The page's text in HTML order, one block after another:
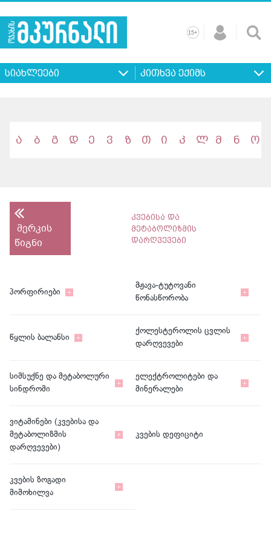
შესახებ ხშირად
კითხვები
15+
სიახლეები კითხვა ექიმს
ა ბ გ დ ე ვ ზ თ ი კ ლ მ ნ ო
მერკის
წიგნი
კვებისა და
მეტაბოლიზმის
დარღვევები
პორფირიები
მჟავა-ტუტოვანი
წონასწორობა
წყლის ბალანსი
ქოლესტეროლის ცვლის
დარღვევები
სიმსუქნე და მეტაბოლური
სინდრომი
ელექტროლიტები და
მინერალები
ვიტამინები (კვებისა და
მეტაბოლიზმის
დარღვევები)
კვების დეფიციტი
კვების ზოგადი
მიმოხილვა